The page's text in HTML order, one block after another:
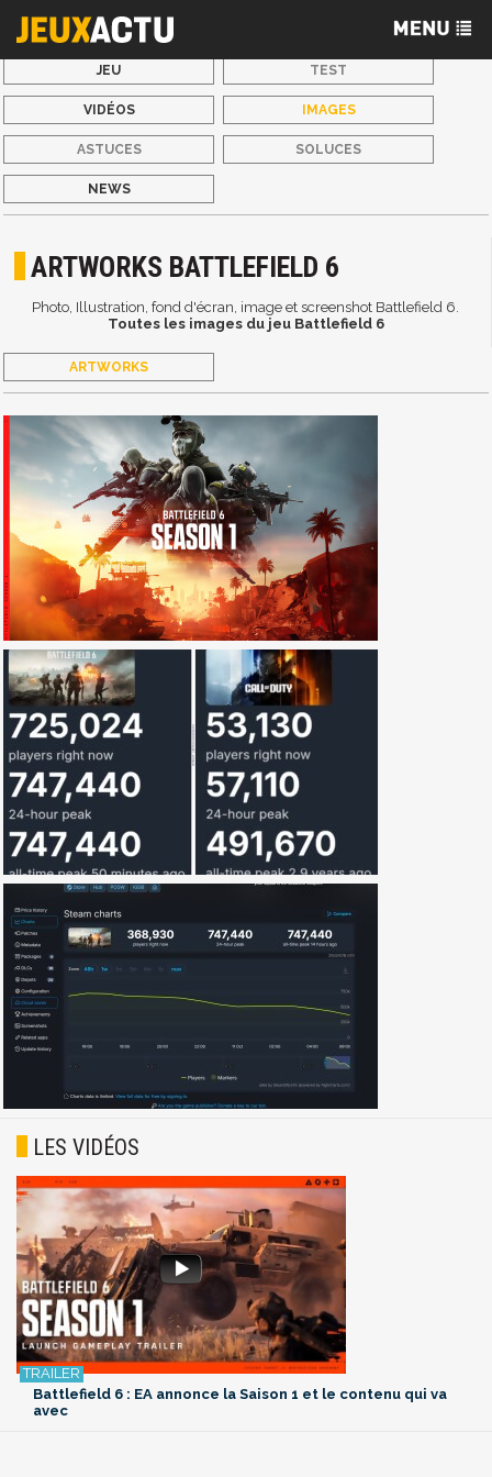
JEU TEST
VIDÉOS IMAGES
ASTUCES SOLUCES
NEWS
ARTWORKS BATTLEFIELD 6
Photo, Illustration, fond d'écran, image et screenshot Battlefield 6.
Toutes les images du jeu Battlefield 6
ARTWORKS
LES VIDÉOS
Battlefield 6 : EA annonce la Saison 1 et le contenu qui va
avec